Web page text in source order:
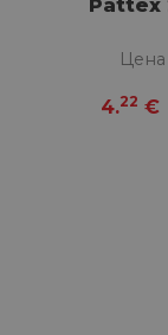
Pattex
4.22 €
акаунта. Уебсайтът не